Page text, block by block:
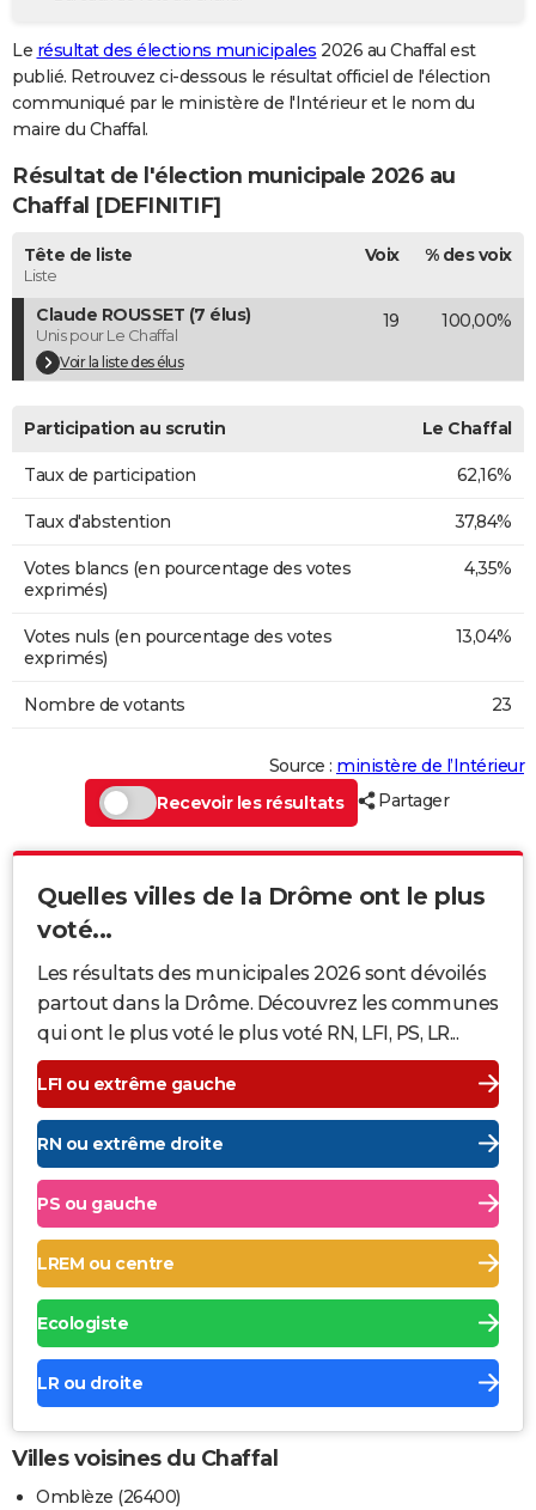
GUIDES D'ACHAT
BONS PLANS
CARTE DE VOEUX
Carte de Noël
Carte Bonne année
Carte Saint-Valentin
Carte Pâques
Carte d'anniversaire
DICTIONNAIRE
Dictionnaire
Biographies
Citations
Expressions
Proverbes
PROGRAMME TV
COPAINS D'AVANT
S'inscrire
Se connecter
Lycées
Collèges
Primaires
Universités
Entreprises
Service militaire
Avis de recherche
AVIS DE DÉCÈS
FORUM
Le résultat des élections municipales 2026 au Chaffal est
publié. Retrouvez ci-dessous le résultat officiel de l'élection
communiqué par le ministère de l'Intérieur et le nom du
maire du Chaffal.
Résultat de l'élection municipale 2026 au
Chaffal [DEFINITIF]
Tête de liste
Liste
Voix % des voix
Claude ROUSSET (7 élus)
Unis pour Le Chaffal
Voir la liste des élus
19 100,00%
Participation au scrutin Le Chaffal
Taux de participation 62,16%
Taux d'abstention 37,84%
Votes blancs (en pourcentage des votes
exprimés)
4,35%
Votes nuls (en pourcentage des votes
exprimés)
13,04%
Nombre de votants 23
Source : ministère de l’Intérieur
Recevoir les résultats
Partager
Quelles villes de la Drôme ont le plus
voté...
Les résultats des municipales 2026 sont dévoilés
partout dans la Drôme. Découvrez les communes
qui ont le plus voté le plus voté RN, LFI, PS, LR...
LFI ou extrême gauche
RN ou extrême droite
PS ou gauche
LREM ou centre
Ecologiste
LR ou droite
Villes voisines du Chaffal
Omblèze (26400)